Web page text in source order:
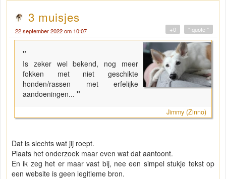
3 muisjes
22 september 2022 om 10:07 " quote "
+0
"
Is zeker wel bekend, nog meer
fokken met niet geschikte
honden/rassen met erfelijke
aandoeningen... "
Jimmy (Zinno)
Dat is slechts wat jij roept.
Plaats het onderzoek maar even wat dat aantoont.
En ik zeg het er maar vast bij, nee een simpel stukje tekst op
een website is geen legitieme bron.